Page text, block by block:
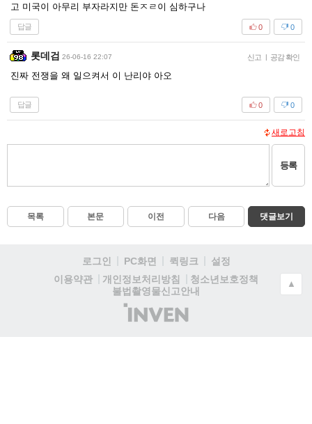
고 미국이 아무리 부자라지만 돈ㅈㄹ이 심하구나
답글 0
0
롯데검 26-06-16 22:07 신고 | 공감 확인
진짜 전쟁을 왜 일으켜서 이 난리야 아오
답글 0
0
새로고침
등록
목록 본문 이전 다음 댓글보기
로그인 PC화면 퀵링크
설정
이용약관
개인정보처리방침
청소년보호정책
불법촬영물신고안내
(주)
인
▲